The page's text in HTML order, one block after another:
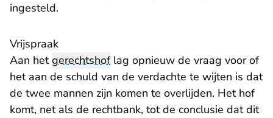
ingesteld.
Vrijspraak
Aan hetgerechtshoflag opnieuw de vraag voor of
het aan de schuld van de verdachte te wijten is dat
de twee mannen zijn komen te overlijden. Het hof
komt, net als de rechtbank, tot de conclusie dat dit